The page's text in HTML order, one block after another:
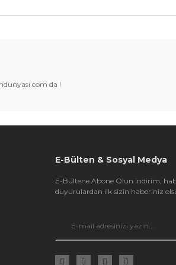
tarafımıza iletebilirsiniz.
da !
E-Bülten & Sosyal Medya
E-Bültene Abone Olun indirim,
duyurulardan ilk sizin haberiniz